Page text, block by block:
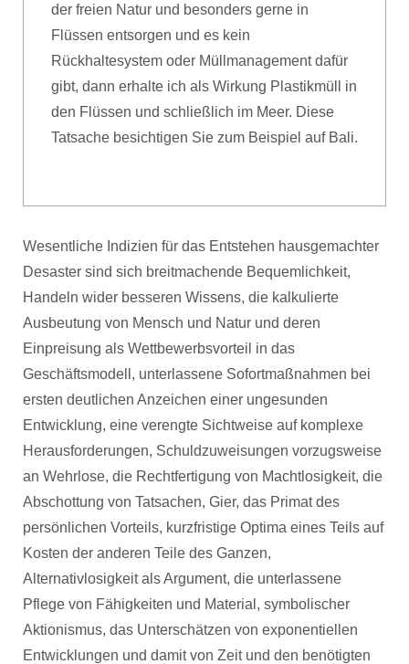
der freien Natur und besonders gerne in
Flüssen entsorgen und es kein
Rückhaltesystem oder Müllmanagement dafür
gibt, dann erhalte ich als Wirkung Plastikmüll in
den Flüssen und schließlich im Meer. Diese
Tatsache besichtigen Sie zum Beispiel auf Bali.
Wesentliche Indizien für das Entstehen hausgemachter
Desaster sind sich breitmachende Bequemlichkeit,
Handeln wider besseren Wissens, die kalkulierte
Ausbeutung von Mensch und Natur und deren
Einpreisung als Wettbewerbsvorteil in das
Geschäftsmodell, unterlassene Sofortmaßnahmen bei
ersten deutlichen Anzeichen einer ungesunden
Entwicklung, eine verengte Sichtweise auf komplexe
Herausforderungen, Schuldzuweisungen vorzugsweise
an Wehrlose, die Rechtfertigung von Machtlosigkeit, die
Abschottung von Tatsachen, Gier, das Primat des
persönlichen Vorteils, kurzfristige Optima eines Teils auf
Kosten der anderen Teile des Ganzen,
Alternativlosigkeit als Argument, die unterlassene
Pflege von Fähigkeiten und Material, symbolischer
Aktionismus, das Unterschätzen von exponentiellen
Entwicklungen und damit von Zeit und den benötigten